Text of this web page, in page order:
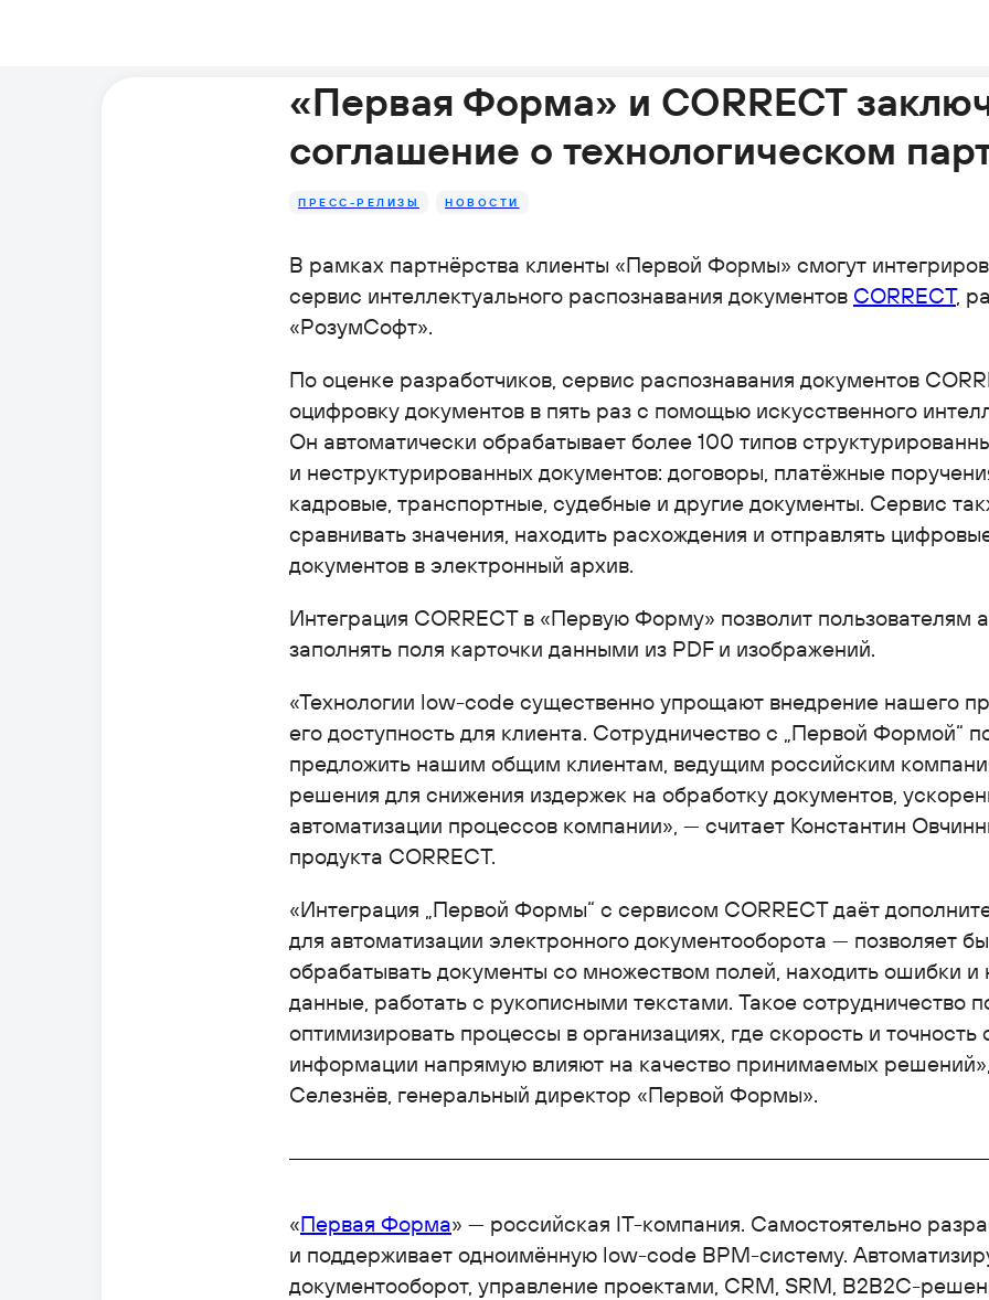
«Первая Форма» и CORRECT
соглашение о технологическом
ПРЕСС-РЕЛИЗЫ НОВОСТИ
В рамках партнёрства клиенты «Первой Формы» смогут
сервис интеллектуального распознавания документов CORRECT,
«РозумСофт».
По оценке разработчиков, сервис распознавания документов
оцифровку документов в пять раз с помощью искусственного
Он автоматически обрабатывает более 100 типов
и неструктурированных документов: договоры, платёжные
кадровые, транспортные, судебные и другие документы. Сервис
сравнивать значения, находить расхождения и отправлять
документов в электронный архив.
Интеграция CORRECT в «Первую Форму» позволит пользователям
заполнять поля карточки данными из PDF и изображений.
«Технологии low-code существенно упрощают внедрение нашего
его доступность для клиента. Сотрудничество с „Первой Формой“
предложить нашим общим клиентам, ведущим российским
решения для снижения издержек на обработку документов,
автоматизации процессов компании», — считает Константин
продукта CORRECT.
«Интеграция „Первой Формы“ с сервисом CORRECT даёт
для автоматизации электронного документооборота — позволяет
обрабатывать документы со множеством полей, находить ошибки
данные, работать с рукописными текстами. Такое сотрудничество
оптимизировать процессы в организациях, где скорость и точность
информации напрямую влияют на качество принимаемых
Селезнёв, генеральный директор «Первой Формы».
«Первая Форма» — российская IT-компания. Самостоятельно
и поддерживает одноимённую low-code BPM-систему.
документооборот, управление проектами, CRM, SRM, В2В2С-